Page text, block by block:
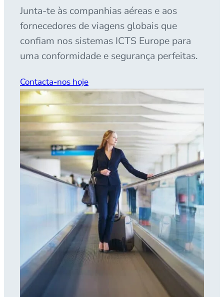
Junta-te às companhias aéreas e aos
fornecedores de viagens globais que
confiam nos sistemas ICTS Europe para
uma conformidade e segurança perfeitas.
Contacta-nos hoje